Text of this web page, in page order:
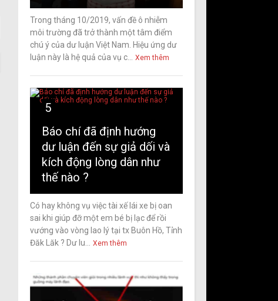
Trong tháng 10/2019, vấn đề ô nhiễm
môi trường đã trở thành một tâm điểm
chú ý của dư luận Việt Nam. Hiệu ứng dư
luận này là hệ quả của vụ c...
Xem thêm
5
Báo chí đã định hướng
dư luận đến sự giả dối và
kích động lòng dân như
thế nào ?
Có hay không vụ việc tài xế lái xe bị oan
sai khi giúp đỡ một em bé bị lạc để rồi
vướng vào vòng lao lý tại tx Buôn Hồ, Tỉnh
Đăk Lăk ? Dư lu...
Xem thêm